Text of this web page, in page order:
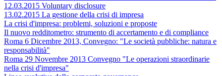
12.03.2015 Voluntary disclosure
13.02.2015 La gestione della crisi di impresa
La crisi d'impresa: problemi, soluzioni e proposte
Il nuovo redditometro: strumento di accertamento e di compliance
Roma 6 Dicembre 2013, Convegno: "Le società pubbliche: natura e
responsabilità"
Roma 29 Novembre 2013 Convegno "Le operazioni straordinarie
nella crisi d'impresa"